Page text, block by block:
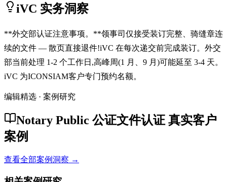
iVC 实务洞察
**外交部认证注意事项。**领事司仅接受装订完整、骑缝章连
续的文件 — 散页直接退件!iVC 在每次递交前完成装订。外交
部当前处理 1-2 个工作日,高峰周(1 月、9 月)可能延至 3-4 天。
iVC 为ICONSIAM客户专门预约名额。
编辑精选 · 案例研究
Notary Public 公证文件认证 真实客户
案例
查看全部案例洞察 →